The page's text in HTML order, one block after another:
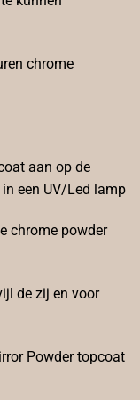
chrome
aan op de
een UV/Led lamp
chrome powder
de zij en voor
Powder topcoat